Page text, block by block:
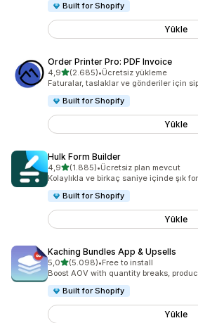
Built for Shopify
Yükle
Order Printer Pro: PDF Invoice
4,95 yıldız üzerinden
(2.685)
toplam 2685 değerlendirme
•Ücretsiz yükleme
Faturalar, taslaklar ve gönderiler için
Built for Shopify
Yükle
Hulk Form Builder
4,95 yıldız üzerinden
(1.885)
toplam 1885 değerlendirme
•Ücretsiz plan mevcut
Kolaylıkla ve birkaç saniye içinde şık
Built for Shopify
Yükle
Kaching Bundles App & Upsells
5,05 yıldız üzerinden
(5.098)
toplam 5098 değerlendirme
•Free to install
Boost AOV with quantity breaks,
Built for Shopify
Yükle